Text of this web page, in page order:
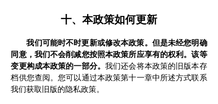
十、本政策如何更新
我们可能时不时更新或修改本政策。但是未经您明确
同意，我们不会削减您按照本政策所应享有的权利。该等
变更构成本政策的一部分。 我们还会将本政策的旧版本存
档供您查阅。您可以通过本政策第十一章中所述方式联系
我们获取旧版的隐私政策。